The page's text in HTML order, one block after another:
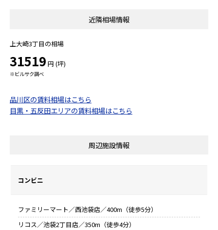
近隣相場情報
上大崎3丁目の相場
31519 円 (坪)
※ビルサク調べ
品川区の賃料相場はこちら
目黒・五反田エリアの賃料相場はこちら
周辺施設情報
コンビニ
ファミリーマート／西池袋店／400m（徒歩5分）
リコス／池袋2丁目店／350m（徒歩4分）